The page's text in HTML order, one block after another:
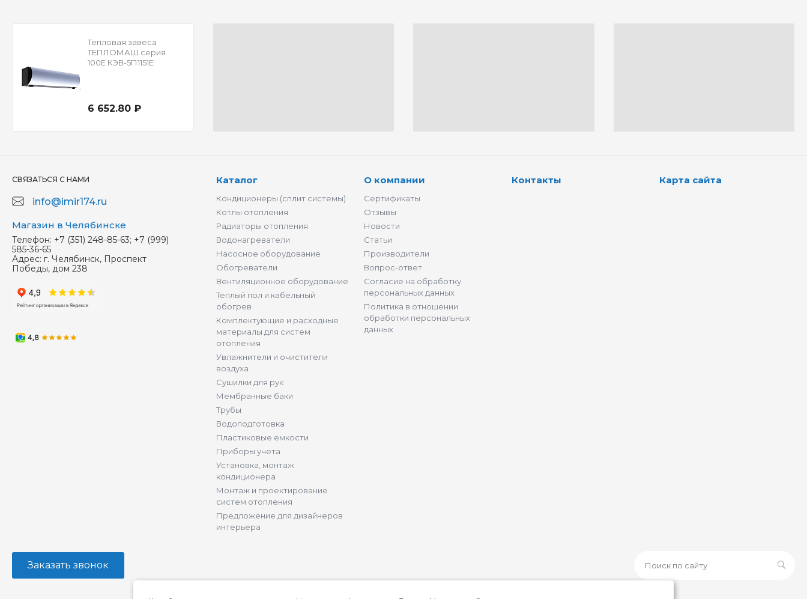
Тепловая завеса
ТЕПЛОМАШ серия
100Е КЭВ-5П1151Е
6 652.80 ₽
СВЯЗАТЬСЯ С НАМИ
info@imir174.ru
Магазин в Челябинске
Телефон: +7 (351) 248-85-63; +7 (999)
585-36-65
Адрес: г. Челябинск, Проспект
Победы, дом 238
Каталог
Кондиционеры (сплит системы)
Котлы отопления
Радиаторы отопления
Водонагреватели
Насосное оборудование
Обогреватели
Вентиляционное оборудование
Теплый пол и кабельный
обогрев
Комплектующие и расходные
материалы для систем
отопления
Увлажнители и очистители
воздуха
Сушилки для рук
Мембранные баки
Трубы
Водоподготовка
Пластиковые емкости
Приборы учета
Установка, монтаж
кондиционера
Монтаж и проектирование
систем отопления
Предложение для дизайнеров
интерьера
О компании
Сертификаты
Отзывы
Новости
Статьи
Производители
Вопрос-ответ
Согласие на обработку
персональных данных
Политика в отношении
обработки персональных
данных
Контакты Карта сайта
Заказать звонок